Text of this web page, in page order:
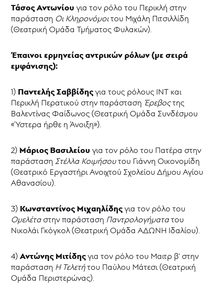
Τάσος Αντωνίουγια τον ρόλο του Περικλή στην
παράσταση Οι Κληρονόμοιτου Μιχάλη Πιτσιλλίδη
(Θεατρική Ομάδα Τμήματος Φυλακών).
Έπαινοι ερμηνείας αντρικών ρόλων (με σειρά
εμφάνισης):
1) Παντελής Σαββίδηςγια τους ρόλους ΙΝΤ και
Περικλή Περατικού στην παράσταση Έρεβοςτης
Βαλεντίνας Φαίδωνος (Θεατρική Ομάδα Συνδέσμου
«Ύστερα ήρθε η Άνοιξη»).
2) Mάριος Βασιλείουγια τον ρόλο του Πατέρα στην
παράστασηΣτέλλα Κοιμήσουτου Γιάννη Οικονομίδη
(Θεατρικό Εργαστήρι Ανοιχτού Σχολείου Δήμου Αγίου
Αθανασίου).
3) Κωνσταντίνος Μιχαηλίδηςγια τον ρόλο του
Ομελέτα στην παράσταση Παντρολογήματα του
Νικολάι Γκόγκολ (Θεατρική Ομάδα ΑΔΩΝΗ Ιδαλίου).
4)Αντώνης Μιτίδηςγια τον ρόλο του Μαιτρ β’ στην
παράσταση Η Τελετήτου Παύλου Μάτεσι (Θεατρική
Ομάδα Περιστερώνας).